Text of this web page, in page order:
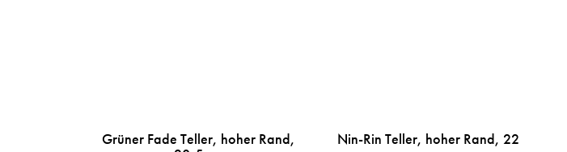
Grüner Fade Teller, hoher Rand,
Nin-Rin Teller, hoher Rand, 22